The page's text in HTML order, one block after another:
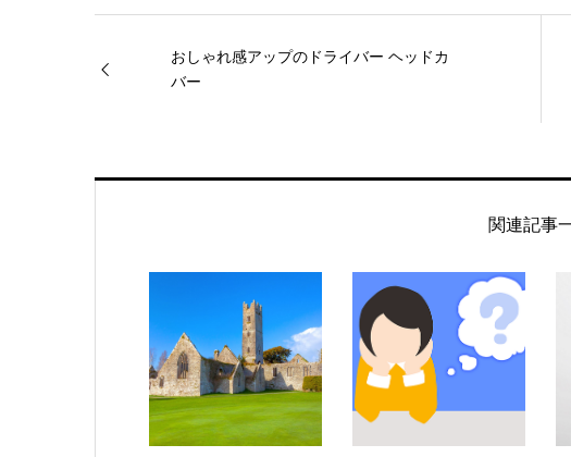
おしゃれ感アップのドライバー ヘッドカ
バー
関連記事